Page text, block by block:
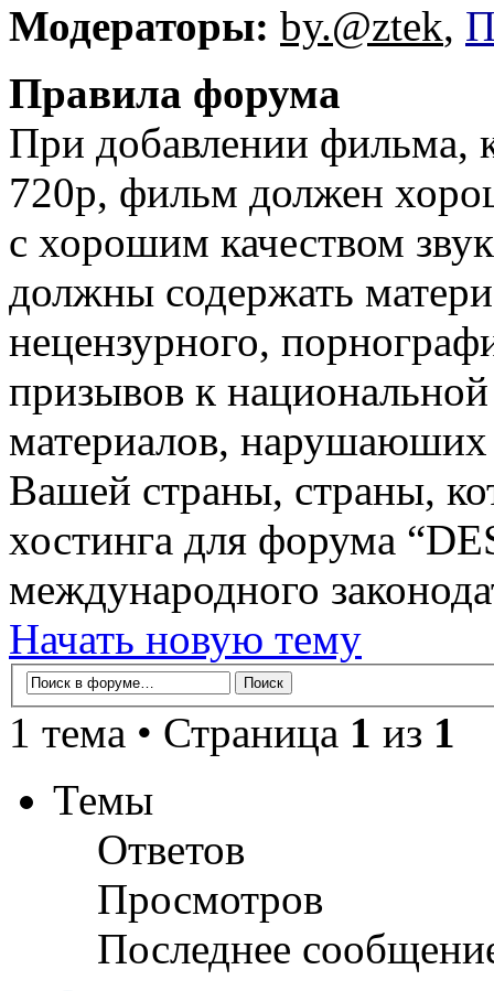
Модераторы: by.@ztek,
Правила форума
При добавлении фильма,
720p, фильм должен
с хорошим качеством
должны содержать
нецензурного,
призывов к
материалов,
Вашей страны, страны,
хостинга для форума
международного
Начать новую тему
1 тема • Страница 1 из 1
Темы
Ответов
Просмотров
Последнее